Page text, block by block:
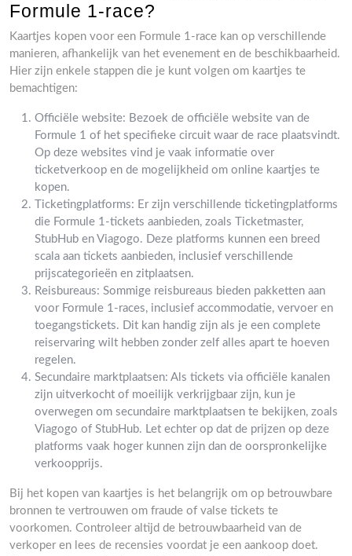
Formule 1-race?
Kaartjes kopen voor een Formule 1-race kan op verschillende
manieren, afhankelijk van het evenement en de beschikbaarheid.
Hier zijn enkele stappen die je kunt volgen om kaartjes te
bemachtigen:
Officiële website: Bezoek de officiële website van de
Formule 1 of het specifieke circuit waar de race plaatsvindt.
Op deze websites vind je vaak informatie over
ticketverkoop en de mogelijkheid om online kaartjes te
kopen.
Ticketingplatforms: Er zijn verschillende ticketingplatforms
die Formule 1-tickets aanbieden, zoals Ticketmaster,
StubHub en Viagogo. Deze platforms kunnen een breed
scala aan tickets aanbieden, inclusief verschillende
prijscategorieën en zitplaatsen.
Reisbureaus: Sommige reisbureaus bieden pakketten aan
voor Formule 1-races, inclusief accommodatie, vervoer en
toegangstickets. Dit kan handig zijn als je een complete
reiservaring wilt hebben zonder zelf alles apart te hoeven
regelen.
Secundaire marktplaatsen: Als tickets via officiële kanalen
zijn uitverkocht of moeilijk verkrijgbaar zijn, kun je
overwegen om secundaire marktplaatsen te bekijken, zoals
Viagogo of StubHub. Let echter op dat de prijzen op deze
platforms vaak hoger kunnen zijn dan de oorspronkelijke
verkoopprijs.
Bij het kopen van kaartjes is het belangrijk om op betrouwbare
bronnen te vertrouwen om fraude of valse tickets te
voorkomen. Controleer altijd de betrouwbaarheid van de
verkoper en lees de recensies voordat je een aankoop doet.